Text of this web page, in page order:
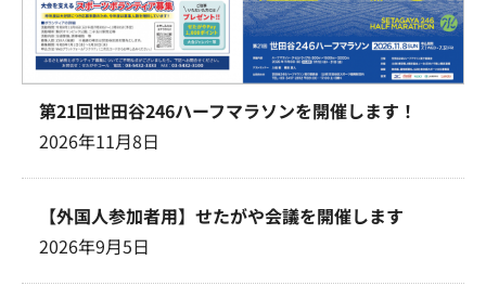
第21回世田谷246ハーフマラソンを開催します！
2026年11月8日
【外国人参加者用】せたがや会議を開催します
2026年9月5日